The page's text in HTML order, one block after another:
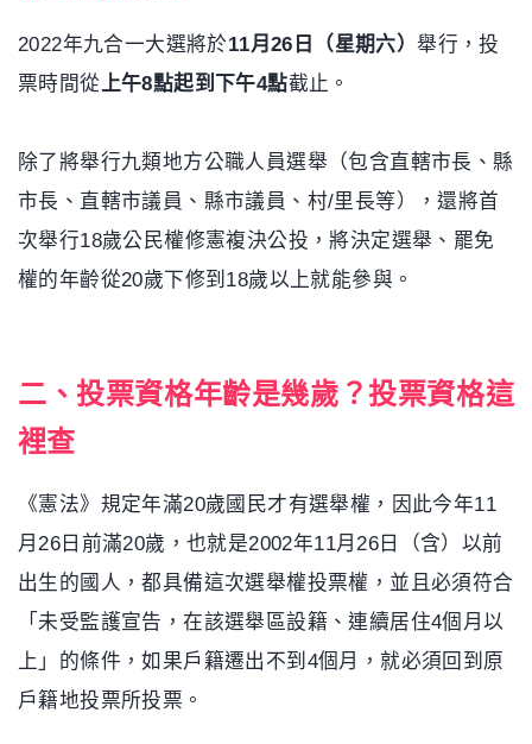
2022年九合一大選將於11月26日（星期六）舉行，投
票時間從上午8點起到下午4點截止。
除了將舉行九類地方公職人員選舉（包含直轄市長、縣
市長、直轄市議員、縣市議員、村/里長等），還將首
次舉行18歲公民權修憲複決公投，將決定選舉、罷免
權的年齡從20歲下修到18歲以上就能參與。
二、投票資格年齡是幾歲？投票資格這
裡查
《憲法》規定年滿20歲國民才有選舉權，因此今年11
月26日前滿20歲，也就是2002年11月26日（含）以前
出生的國人，都具備這次選舉權投票權，並且必須符合
「未受監護宣告，在該選舉區設籍、連續居住4個月以
上」的條件，如果戶籍遷出不到4個月，就必須回到原
戶籍地投票所投票。